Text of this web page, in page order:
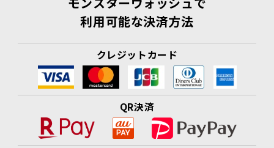
利用可能な決済方法
クレジットカード
QR決済